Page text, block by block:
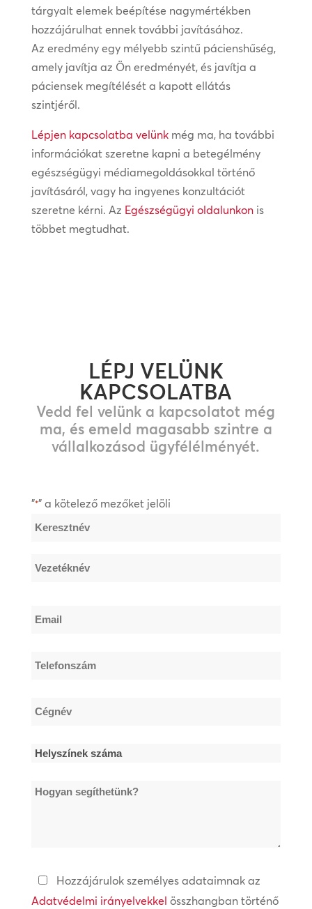
tárgyalt elemek beépítése nagymértékben
hozzájárulhat ennek további javításához.
Az eredmény egy mélyebb szintű pácienshűség,
amely javítja az Ön eredményét, és javítja a
páciensek megítélését a kapott ellátás
szintjéről.
Lépjen kapcsolatba velünk még ma, ha további
információkat szeretne kapni a betegélmény
egészségügyi médiamegoldásokkal történő
javításáról, vagy ha ingyenes konzultációt
szeretne kérni. Az Egészségügyi oldalunkonis
többet megtudhat.
LÉPJ VELÜNK
KAPCSOLATBA
Vedd fel velünk a kapcsolatot még
ma, és emeld magasabb szintre a
vállalkozásod ügyfélélményét.
"*" a kötelező mezőket jelöli
Név
Keresztnév
Email
Telefonszám
Cégnév
Helyszínek
*Hogyan
Adatvédelmi
irányelvek
Hozzájárulok személyes adataimnak az
Adatvédelmi irányelvekkel összhangban történő